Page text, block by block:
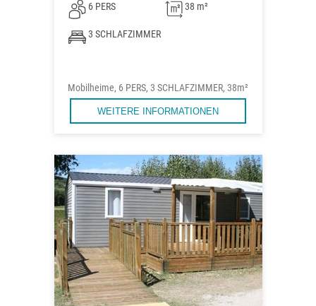
6 PERS 38 m²
3 SCHLAFZIMMER
Mobilheime, 6 PERS, 3 SCHLAFZIMMER, 38m²
WEITERE INFORMATIONEN